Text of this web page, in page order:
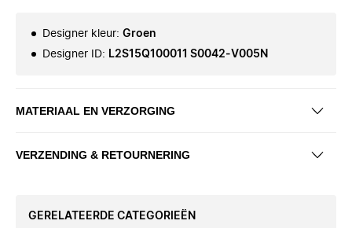
Designer kleur: Groen
Designer ID: L2S15Q100011 S0042-V005N
MATERIAAL EN VERZORGING
VERZENDING & RETOURNERING
GERELATEERDE CATEGORIEËN